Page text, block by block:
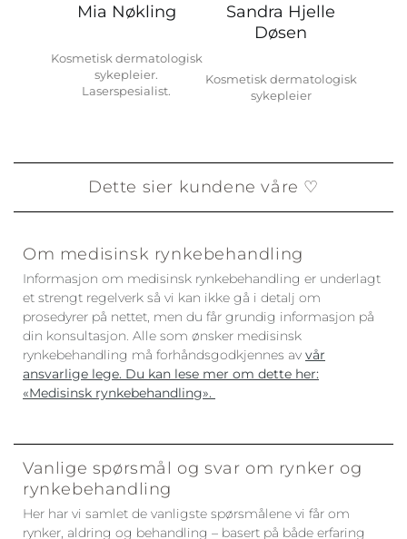
Mia Nøkling
Kosmetisk dermatologisk
sykepleier.
Laserspesialist.
Sandra Hjelle
Døsen
Kosmetisk dermatologisk
sykepleier
Dette sier kundene våre ♡
Om medisinsk rynkebehandling
Informasjon om medisinsk rynkebehandling er underlagt
et strengt regelverk så vi kan ikke gå i detalj om
prosedyrer på nettet, men du får grundig informasjon på
din konsultasjon. Alle som ønsker medisinsk
rynkebehandling må forhåndsgodkjennes av vår
ansvarlige lege. Du kan lese mer om dette her:
«Medisinsk rynkebehandling».
Vanlige spørsmål og svar om rynker og
rynkebehandling
Her har vi samlet de vanligste spørsmålene vi får om
rynker, aldring og behandling – basert på både erfaring